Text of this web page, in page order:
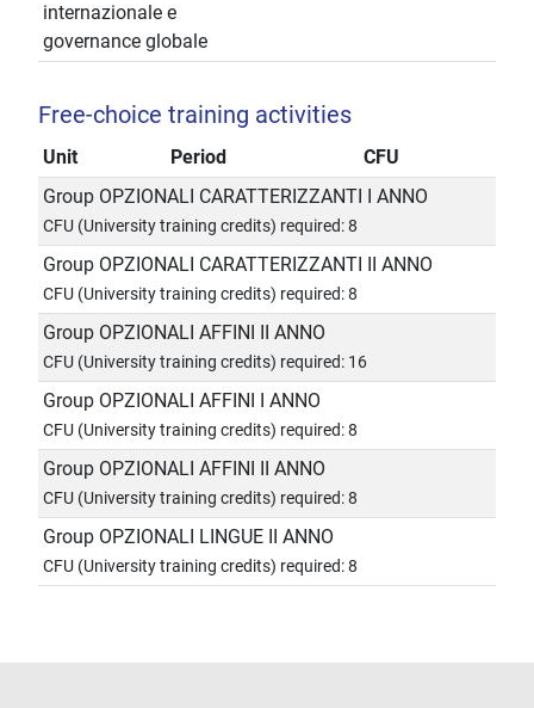
internazionale e
governance globale
Free-choice training activities
Unit Period
CFU
Group OPZIONALI CARATTERIZZANTI I ANNO
CFU (University training credits) required: 8
Group OPZIONALI CARATTERIZZANTI II ANNO
CFU (University training credits) required: 8
Group OPZIONALI AFFINI II ANNO
CFU (University training credits) required: 16
Group OPZIONALI AFFINI I ANNO
CFU (University training credits) required: 8
Group OPZIONALI AFFINI II ANNO
CFU (University training credits) required: 8
Group OPZIONALI LINGUE II ANNO
CFU (University training credits) required: 8